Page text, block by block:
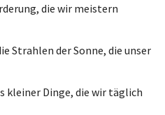
die wir meistern
Strahlen der Sonne, die unser
kleiner Dinge, die wir täglich